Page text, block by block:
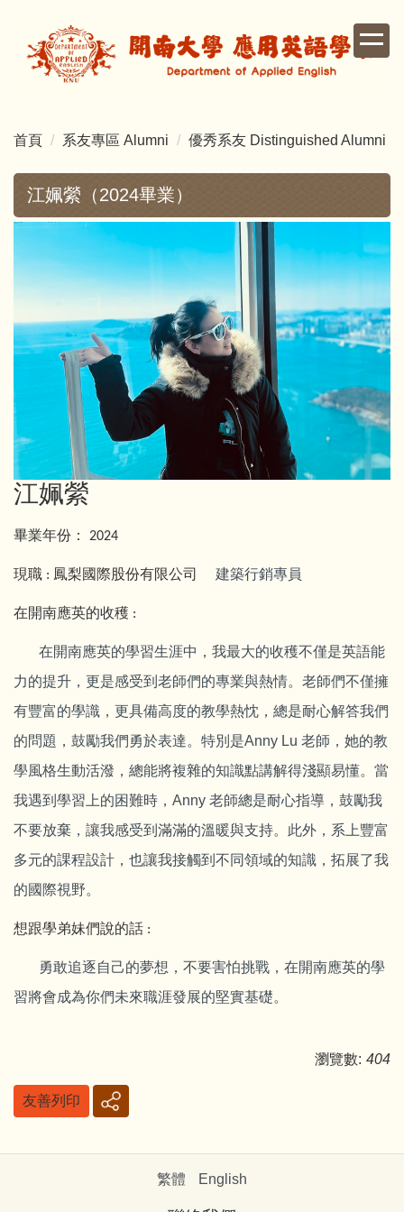
區
首頁 系友專區 Alumni 優秀系友 Distinguished Alumni
江姵縈（2024畢業）
江姵縈
畢業年份： 2024
現職 : 鳳梨國際股份有限公司 建築行銷專員
在開南應英的收穫 :
在開南應英的學習生涯中，我最大的收穫不僅是英語能
力的提升，更是感受到老師們的專業與熱情。老師們不僅擁
有豐富的學識，更具備高度的教學熱忱，總是耐心解答我們
的問題，鼓勵我們勇於表達。特別是Anny Lu 老師，她的教
學風格生動活潑，總能將複雜的知識點講解得淺顯易懂。當
我遇到學習上的困難時，Anny 老師總是耐心指導，鼓勵我
不要放棄，讓我感受到滿滿的溫暖與支持。此外，系上豐富
多元的課程設計，也讓我接觸到不同領域的知識，拓展了我
的國際視野。
想跟學弟妹們說的話 :
勇敢追逐自己的夢想，不要害怕挑戰，在開南應英的學
習將會成為你們未來職涯發展的堅實基礎。
瀏覽數: 404
友善列印
繁體 English